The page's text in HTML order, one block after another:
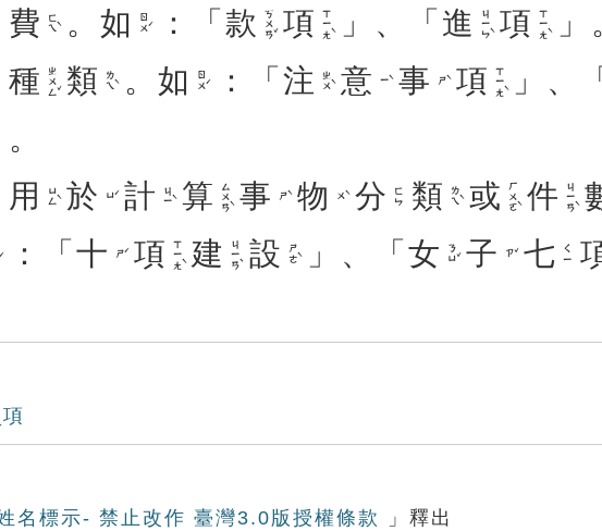
費 ㄈㄟˋ 。 如 ㄖㄨˊ ：「 款 ㄎㄨㄢˇ 項 ㄒㄧㄤˋ 」、「 進 ㄐㄧㄣˋ 項 ㄒㄧㄤˋ
」
種 ㄓㄨㄥˇ 類 ㄌㄟˋ 。 如 ㄖㄨˊ ：「 注 ㄓㄨˋ 意 ㄧˋ 事 ㄕˋ 項 ㄒㄧㄤˋ 」、「
用 ㄩㄥˋ 於 ㄩˊ 計 ㄐㄧˋ 算 ㄙㄨㄢˋ 事 ㄕˋ 物 ㄨˋ 分 ㄈㄣ 類 ㄌㄟˋ 或 ㄏㄨㄛˋ 件 ㄐㄧㄢˋ
：「 十 ㄕˊ 項 ㄒㄧㄤˋ 建 ㄐㄧㄢˋ 設 ㄕㄜˋ 」、「 女 ㄋㄩˇ 子 ㄗˇ 七 ㄑㄧ
名標示- 禁止改作 臺灣3.0版授權條款 」釋出